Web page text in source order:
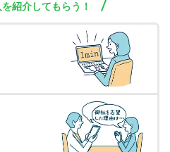
紹介してもらう！